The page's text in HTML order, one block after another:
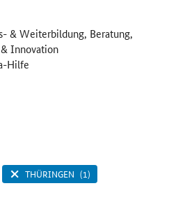
& Weiterbildung, Beratung,
Innovation
Hilfe
THÜRINGEN (1)